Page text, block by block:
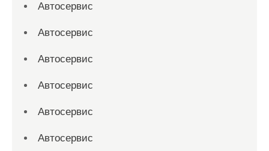
Автосервис
Автосервис
Автосервис
Автосервис
Автосервис
Автосервис